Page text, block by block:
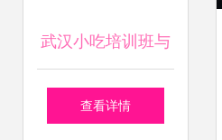
武汉小吃培训班与
网络文化经营 传统
查看详情